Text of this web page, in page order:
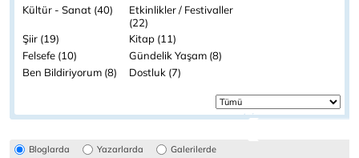
Kültür - Sanat (40)
Etkinlikler / Festivaller
(22)
Şiir (19)
Kitap (11)
Felsefe (10)
Gündelik Yaşam (8)
Ben Bildiriyorum (8)
Dostluk (7)
Bloglarda Yazarlarda Galerilerde